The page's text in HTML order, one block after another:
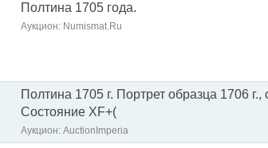
Полтина 1705 года.
Аукцион: Numismat.Ru
Полтина 1705 г. Портрет образца 1706
Состояние XF+(
Аукцион: AuctionImperia